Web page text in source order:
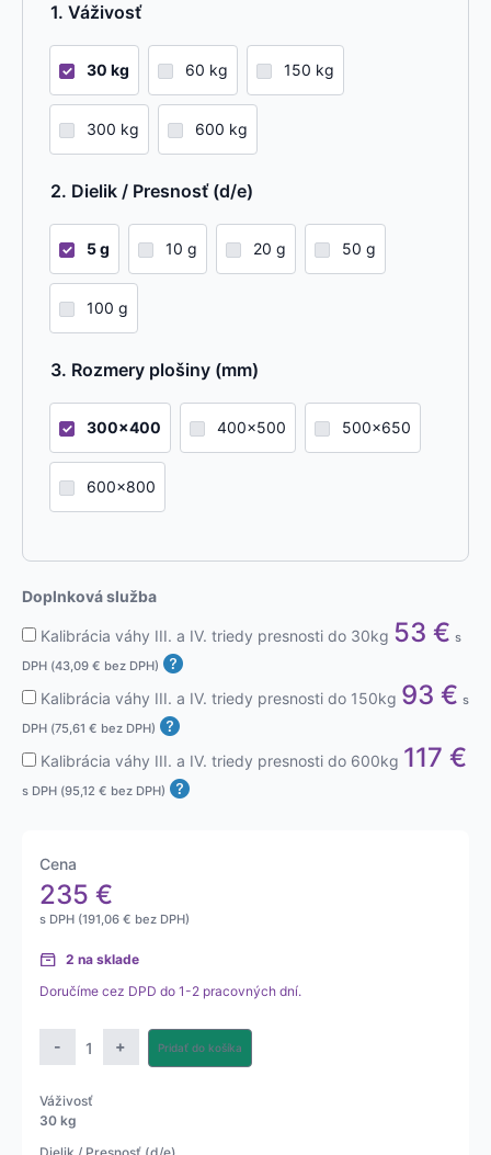
Váživosť
30 kg 60 kg 150 kg
300 kg 600 kg
Dielik / Presnosť (d/e)
5 g 10 g 20 g 50 g
100 g
Rozmery plošiny (mm)
300x400 400x500 500x650
600x800
Doplnková služba
Kalibrácia váhy III. a IV. triedy presnosti do 30kg 53 € s
DPH (43,09 € bez DPH)
Kalibrácia váhy III. a IV. triedy presnosti do 150kg 93 € s
DPH (75,61 € bez DPH)
Kalibrácia váhy III. a IV. triedy presnosti do 600kg 117 €
s DPH (95,12 € bez DPH)
Cena
235 €
s DPH (191,06 € bez DPH)
2 na sklade
Doručíme cez DPD do 1-2 pracovných dní.
-
množstvo
Plošinová
Zmissil
+ Pridať do košíka
Váživosť
30 kg